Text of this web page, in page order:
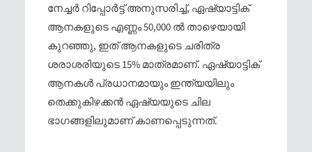
നേച്ചര്‍ റിപ്പോര്‍ട്ട് അനുസരിച്ച്‌, ഏഷ്യാട്ടിക്
ആനകളുടെ എണ്ണം 50,000 ല്‍ താഴെയായി
കുറഞ്ഞു, ഇത് ആനകളുടെ ചരിത്ര
ശരാശരിയുടെ 15% മാത്രമാണ്. ഏഷ്യാട്ടിക്
ആനകള്‍ പ്രധാനമായും ഇന്ത്യയിലും
തെക്കുകിഴക്കന്‍ ഏഷ്യയുടെ ചില
ഭാഗങ്ങളിലുമാണ് കാണപ്പെടുന്നത്.